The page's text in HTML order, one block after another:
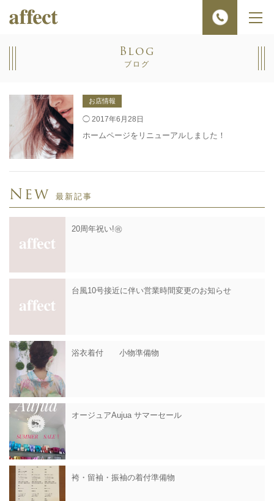
メ
ュ
Blog
ブログ
お店情報
◯ 2017年6月28日
ホームページをリニューアルしました！
New 最新記事
20周年祝い!㊗️
台風10号接近に伴い営業時間変更のお知らせ
浴衣着付 小物準備物
オージュアAujua サマーセール
袴・留袖・振袖の着付準備物